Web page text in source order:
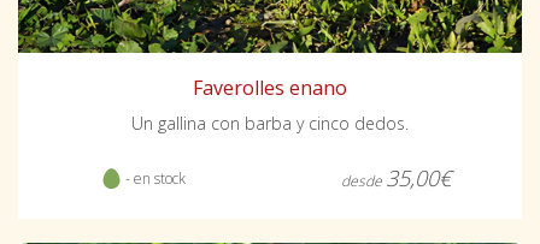
Faverolles enano
Un gallina con barba y cinco dedos.
- en stock desde 35,00€